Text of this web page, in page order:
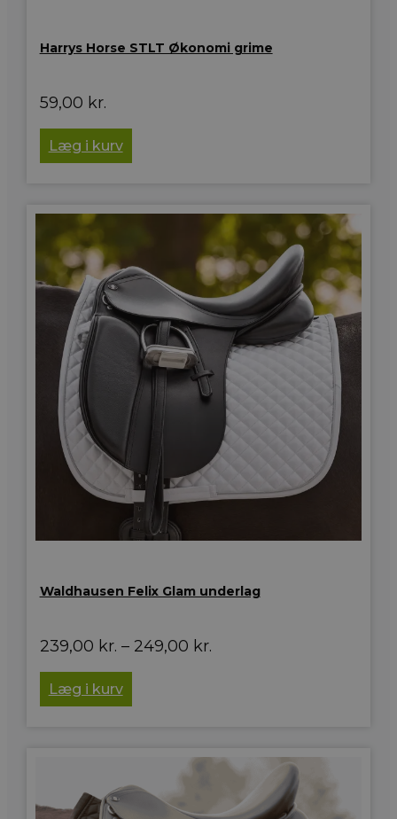
Harrys Horse STLT Økonomi grime
59,00 kr.
Læg i kurv
Waldhausen Felix Glam underlag
239,00 kr. – 249,00 kr.Prisinterval:
Læg i kurv